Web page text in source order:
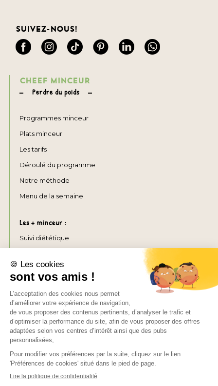
Suivez-nous!
CHEEF MINCEUR
Perdre du poids
Programmes minceur
Plats minceur
Les tarifs
Déroulé du programme
Notre méthode
Menu de la semaine
Les + minceur :
Suivi diététique
Box minceur
Programme traiteur
Formule déclic
CHEEF ÉQUILIBRE
Mieux manger
Programme alimentation saine